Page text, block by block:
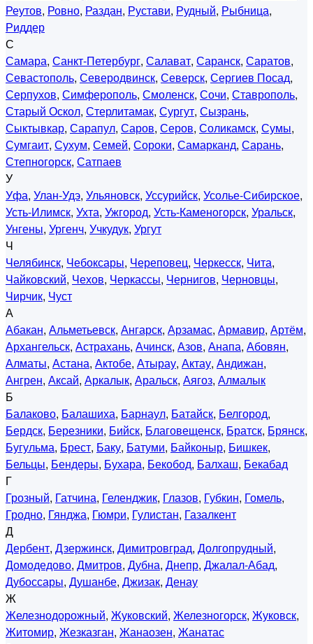
Реутов, Ровно, Раздан, Рустави, Рудный, Рыбница,
Риддер
С
Самара, Санкт-Петербург, Салават, Саранск, Саратов,
Севастополь, Северодвинск, Северск, Сергиев Посад,
Серпухов, Симферополь, Смоленск, Сочи, Ставрополь,
Старый Оскол, Стерлитамак, Сургут, Сызрань,
Сыктывкар, Сарапул, Саров, Серов, Соликамск, Сумы,
Сумгаит, Сухум, Семей, Сороки, Самарканд, Сарань,
Степногорск, Сатпаев
У
Уфа, Улан-Удэ, Ульяновск, Уссурийск, Усолье-Сибирское,
Усть-Илимск, Ухта, Ужгород, Усть-Каменогорск, Уральск,
Унгены, Ургенч, Учкудук, Ургут
Ч
Челябинск, Чебоксары, Череповец, Черкесск, Чита,
Чайковский, Чехов, Черкассы, Чернигов, Черновцы,
Чирчик, Чуст
А
Абакан, Альметьевск, Ангарск, Арзамас, Армавир, Артём,
Архангельск, Астрахань, Ачинск, Азов, Анапа, Абовян,
Алматы, Астана, Актобе, Атырау, Актау, Андижан,
Ангрен, Аксай, Аркалык, Аральск, Аягоз, Алмалык
Б
Балаково, Балашиха, Барнаул, Батайск, Белгород,
Бердск, Березники, Бийск, Благовещенск, Братск, Брянск,
Бугульма, Брест, Баку, Батуми, Байконыр, Бишкек,
Бельцы, Бендеры, Бухара, Бекобод, Балхаш, Бекабад
Г
Грозный, Гатчина, Геленджик, Глазов, Губкин, Гомель,
Гродно, Гянджа, Гюмри, Гулистан, Газалкент
Д
Дербент, Дзержинск, Димитровград, Долгопрудный,
Домодедово, Дмитров, Дубна, Днепр, Джалал-Абад,
Дубоссары, Душанбе, Джизак, Денау
Ж
Железнодорожный, Жуковский, Железногорск, Жуковск,
Житомир, Жезказган, Жанаозен, Жанатас